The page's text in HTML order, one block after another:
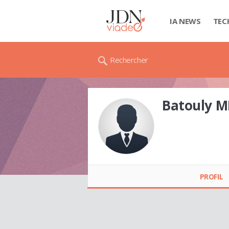
IA NEWS
Rechercher
Batouly
PROFIL